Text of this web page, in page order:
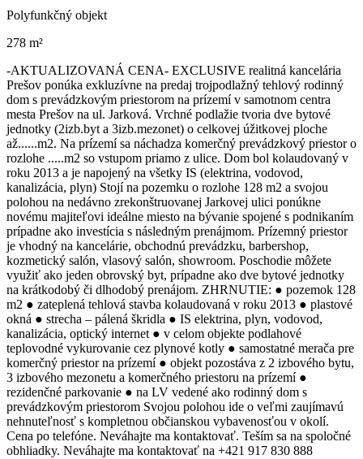
Polyfunkčný objekt
278 m²
-AKTUALIZOVANÁ CENA- EXCLUSIVE realitná kancelária
Prešov ponúka exkluzívne na predaj trojpodlažný tehlový rodinný
dom s prevádzkovým priestorom na prízemí v samotnom centra
mesta Prešov na ul. Jarková. Vrchné podlažie tvoria dve bytové
jednotky (2izb.byt a 3izb.mezonet) o celkovej úžitkovej ploche
až......m2. Na prízemí sa náchadza komerčný prevádzkový priestor o
rozlohe .....m2 so vstupom priamo z ulice. Dom bol kolaudovaný v
roku 2013 a je napojený na všetky IS (elektrina, vodovod,
kanalizácia, plyn) Stojí na pozemku o rozlohe 128 m2 a svojou
polohou na nedávno zrekonštruovanej Jarkovej ulici ponúkne
novému majiteľovi ideálne miesto na bývanie spojené s podnikaním
prípadne ako investícia s následným prenájmom. Prízemný priestor
je vhodný na kancelárie, obchodnú prevádzku, barbershop,
kozmetický salón, vlasový salón, showroom. Poschodie môžete
využiť ako jeden obrovský byt, prípadne ako dve bytové jednotky
na krátkodobý či dlhodobý prenájom. ZHRNUTIE: ● pozemok 128
m2 ● zateplená tehlová stavba kolaudovaná v roku 2013 ● plastové
okná ● strecha – pálená škridla ● IS elektrina, plyn, vodovod,
kanalizácia, optický internet ● v celom objekte podlahové
teplovodné vykurovanie cez plynové kotly ● samostatné merača pre
komerčný priestor na prízemí ● objekt pozostáva z 2 izbového bytu,
3 izbového mezonetu a komerčného priestoru na prízemí ●
rezidenčné parkovanie ● na LV vedené ako rodinný dom s
prevádzkovým priestorom Svojou polohou ide o veľmi zaujímavú
nehnuteľnosť s kompletnou občianskou vybavenosťou v okolí.
Cena po telefóne. Neváhajte ma kontaktovať. Teším sa na spoločné
obhliadky. Neváhajte ma kontaktovať na +421 917 830 888